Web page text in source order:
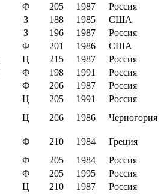
Ф 205 1987
Россия
З 188 1985
США
З 196 1987
Россия
Ф 201 1986
США
Ц 215 1987
Россия
Ф 198 1991
Россия
Ф 206 1987
Россия
Ц 205 1991
Россия
Ц 206 1986 Черногория
Ф 210 1984
Греция
Ф 205 1984
Россия
Ф 205 1995
Россия
Ц 210 1987 Россия